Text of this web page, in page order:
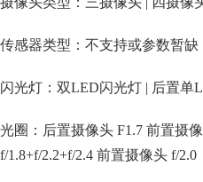
传感器类型：不支持或参数暂缺
闪光灯：双LED闪光灯 | 后置单
光圈：后置摄像头 F1.7 前置摄
f/1.8+f/2.2+f/2.4 前置摄像头 f/2.0